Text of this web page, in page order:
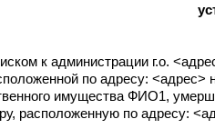
к администрации г.о.
по адресу: <адрес>
имущества ФИО1,
расположенную по адресу: